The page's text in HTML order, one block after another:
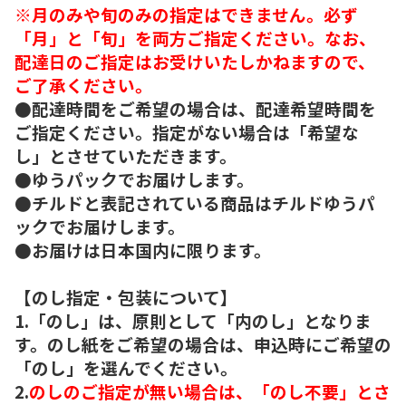
※月のみや旬のみの指定はできません。必ず
「月」と「旬」を両方ご指定ください。なお、
配達日のご指定はお受けいたしかねますので、
ご了承ください。
●配達時間をご希望の場合は、配達希望時間を
ご指定ください。指定がない場合は「希望な
し」とさせていただきます。
●ゆうパックでお届けします。
●チルドと表記されている商品はチルドゆうパ
ックでお届けします。
●お届けは日本国内に限ります。
【のし指定・包装について】
1.「のし」は、原則として「内のし」となりま
す。のし紙をご希望の場合は、申込時にご希望の
「のし」を選んでください。
2.のしのご指定が無い場合は、「のし不要」とさ